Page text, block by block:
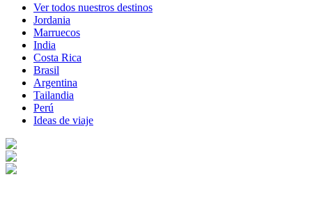
Ver todos nuestros destinos
Jordania
Marruecos
India
Costa Rica
Brasil
Argentina
Tailandia
Perú
Ideas de viaje